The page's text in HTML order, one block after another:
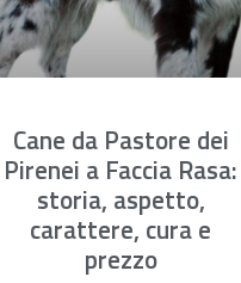
Cane da Pastore dei
Pirenei a Faccia Rasa:
storia, aspetto,
carattere, cura e
prezzo